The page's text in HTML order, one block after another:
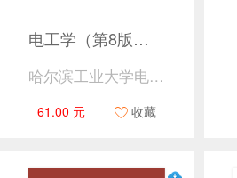
电工学（第8版）（上册）电工技术
哈尔滨工业大学电工学教研室编 原主编：秦曾煌 修订主编：姜三勇
61.00 元 收藏